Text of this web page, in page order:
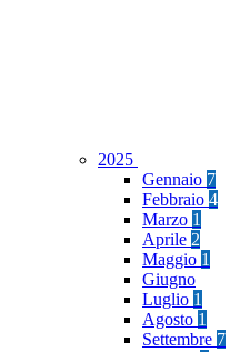
2025
Gennaio 7
Febbraio 4
Marzo 1
Aprile 2
Maggio 1
Giugno
Luglio 1
Agosto 1
Settembre 7